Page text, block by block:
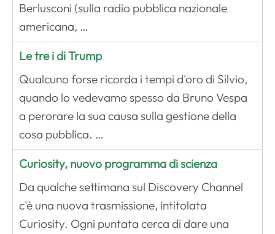
Berlusconi (sulla radio pubblica nazionale
americana, …
Le tre i di Trump
Qualcuno forse ricorda i tempi d'oro di Silvio,
quando lo vedevamo spesso da Bruno Vespa
a perorare la sua causa sulla gestione della
cosa pubblica. …
Curiosity, nuovo programma di scienza
Da qualche settimana sul Discovery Channel
c'è una nuova trasmissione, intitolata
Curiosity. Ogni puntata cerca di dare una